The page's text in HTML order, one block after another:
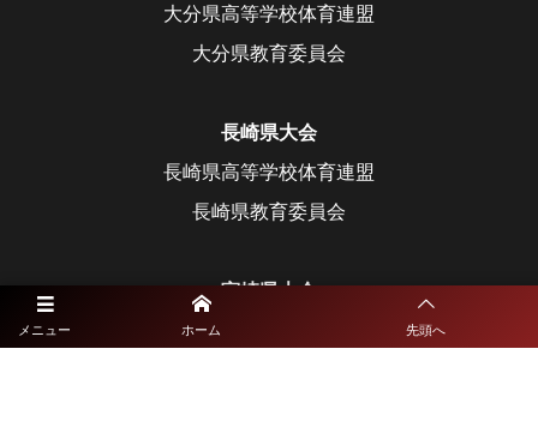
メニュー ホーム 先頭へ
大分県高等学校体育連盟
大分県教育委員会
長崎県大会
長崎県高等学校体育連盟
長崎県教育委員会
宮崎県大会
宮崎県高等学校体育連盟